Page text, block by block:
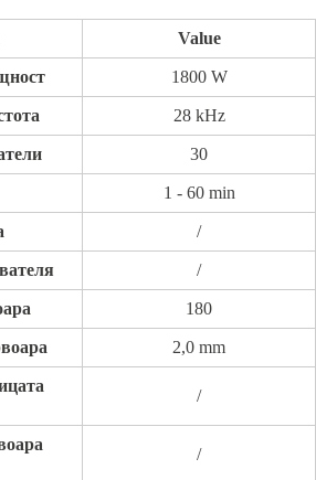
Value
1800 W
28 kHz
30
1 - 60 min
/
/
180
2,0 mm
/
/